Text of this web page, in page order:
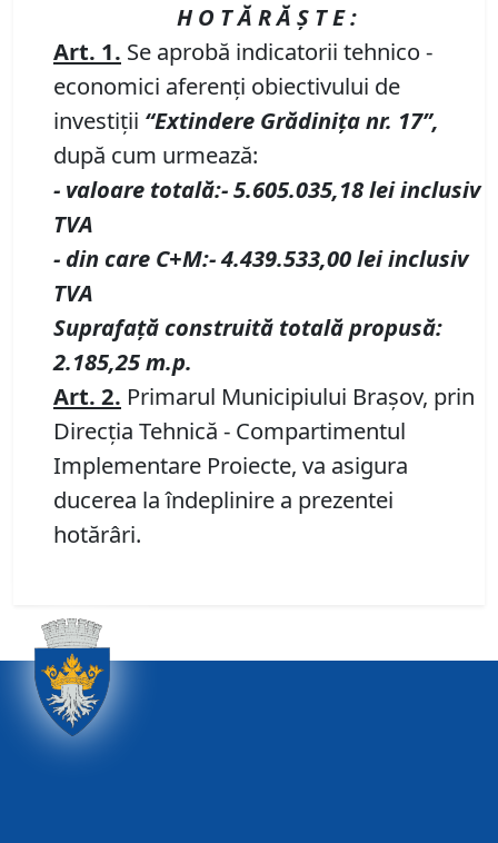
H O T Ă R Ă Ş T E :
Art. 1. Se aprobă indicatorii tehnico -
economici aferenţi obiectivului de
investiţii “Extindere Grădiniţa nr. 17”,
după cum urmează:
- valoare totală:- 5.605.035,18 lei inclusiv
TVA
- din care C+M:- 4.439.533,00 lei inclusiv
TVA
Suprafaţă construită totală propusă:
2.185,25 m.p.
Art. 2. Primarul Municipiului Braşov, prin
Direcţia Tehnică - Compartimentul
Implementare Proiecte, va asigura
ducerea la îndeplinire a prezentei
hotărâri.